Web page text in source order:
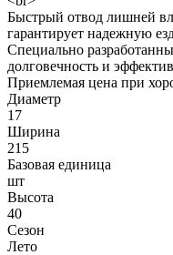
Быстрый отвод лишней
гарантирует надежную
Специально
долговечность и
Приемлемая цена при
Диаметр
17
Ширина
215
Базовая единица
шт
Высота
40
Cезон
Лето